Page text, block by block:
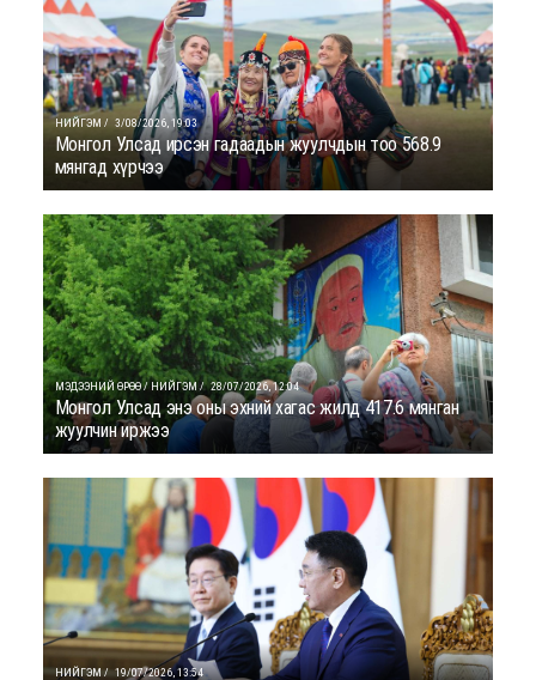
НИЙГЭМ / 3/08/2026, 19:03
Монгол Улсад ирсэн гадаадын жуулчдын тоо 568.9
мянгад хүрчээ
МЭДЭЭНИЙ ӨРӨӨ / НИЙГЭМ / 28/07/2026, 12:04
Монгол Улсад энэ оны эхний хагас жилд 417.6 мянган
жуулчин иржээ
НИЙГЭМ / 19/07/2026, 13:54